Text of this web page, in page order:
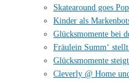
Skatearound goes
Kinder als
Glücksmomente bei
Fräulein Summ‘
Glücksmomente
Cleverly @ Home